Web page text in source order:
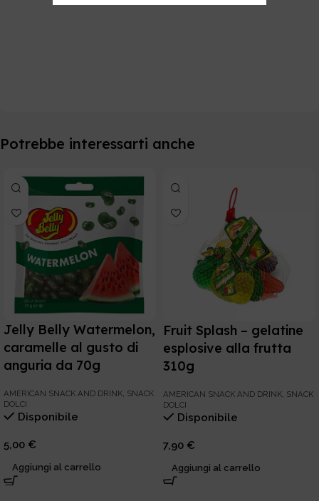
Potrebbe interessarti anche
Jelly Belly Watermelon,
caramelle al gusto di
anguria da 70g
AMERICAN SNACK AND DRINK, SNACK
DOLCI
Disponibile
5,00 €
Aggiungi al carrello
Fruit Splash – gelatine
esplosive alla frutta
310g
AMERICAN SNACK AND DRINK SNACK
DOLCI
Disponibile
7,90 €
Aggiungi al carrello